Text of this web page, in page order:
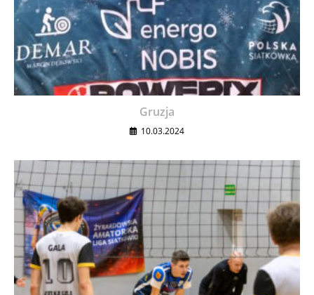
Gruzja
10.03.2024